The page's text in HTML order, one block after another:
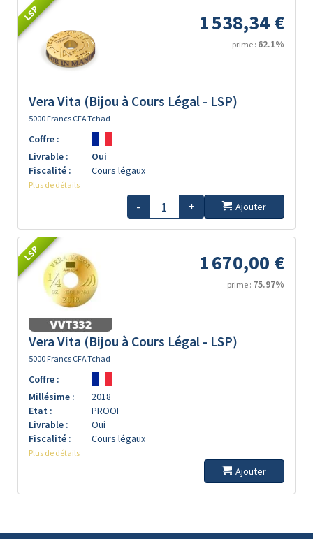
LSP 1 538,34 €
prime : 62.1%
Vera Vita (Bijou à Cours Légal - LSP)
5000 Francs CFA Tchad
Coffre :
Livrable :
Oui
Fiscalité :
Cours légaux
Plus de détails
- + Ajouter
LSP 1 670,00 €
prime : 75.97%
Vera Vita (Bijou à Cours Légal - LSP)
5000 Francs CFA Tchad
Coffre :
Millésime :
2018
Etat :
PROOF
Livrable :
Oui
Fiscalité :
Cours légaux
Plus de détails
Ajouter